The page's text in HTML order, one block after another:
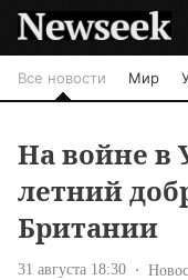
Все новости Мир
На войне в
летний
Британии
31 августа 18:30